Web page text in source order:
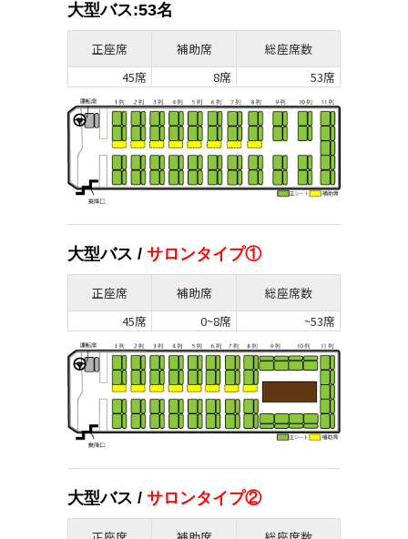
大型バス:53名
正座席 補助席
総座席数
45席
8席 53席
大型バス / サロンタイプ①
正座席 補助席
総座席数
45席
0~8席 ~53席
大型バス / サロンタイプ②